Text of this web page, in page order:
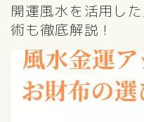
開運風水を活用し
術も徹底解説！